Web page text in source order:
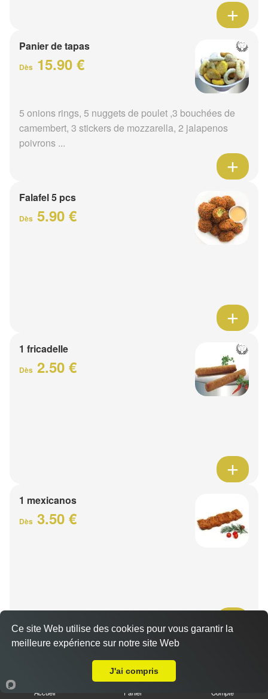
Panier de tapas
Dès 15.90 €
5 onions rings, 5 nuggets de poulet ,3 bouchées de
camembert, 3 stickers de mozzarella, 2 jalapenos
poivrons ...
Falafel 5 pcs
Dès 5.90 €
1 fricadelle
Dès 2.50 €
1 mexicanos
Dès 3.50 €
Barquette de viande
Accueil Panier Compte
Ce site Web utilise des cookies pour vous garantir la
meilleure expérience sur notre site Web
J'ai compris